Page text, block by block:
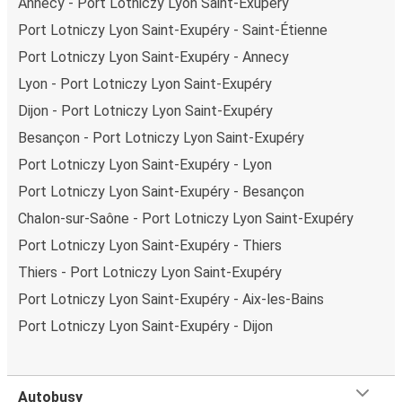
Lyon Saint-Exupéry - Annecy to55,99 zł, co sprawia, że
środków transportu.
Podróż z: Port Lotniczy Lyon Saint-Exupéry
Port Lotniczy Lyon Saint-Exupéry: podróżujesz z tego
musisz wiedzieć.
Port Lotniczy Lyon Saint-Exupéry jest węzłem
komunikacyjnym zprzystankiem autobusowym; 40
połączeniami do innych miast i codziennie zabiera
Miejsce przyjazdu: Annecy
Annecy – przyjeżdżasz tu pierwszy raz? Oto wszystko, co
docelowymi w sieci FlixBusa. Z tego miasta możesz
Port Lotniczy Lyon Saint-Exupéry - Saint-Étienne
Port Lotniczy Lyon Saint-Exupéry - Annecy
Lyon - Port Lotniczy Lyon Saint-Exupéry
Dijon - Port Lotniczy Lyon Saint-Exupéry
Besançon - Port Lotniczy Lyon Saint-Exupéry
Port Lotniczy Lyon Saint-Exupéry - Lyon
Port Lotniczy Lyon Saint-Exupéry - Besançon
Chalon-sur-Saône - Port Lotniczy Lyon Saint-Exupéry
Port Lotniczy Lyon Saint-Exupéry - Thiers
Thiers - Port Lotniczy Lyon Saint-Exupéry
Port Lotniczy Lyon Saint-Exupéry - Aix-les-Bains
Port Lotniczy Lyon Saint-Exupéry - Dijon
Autobusy